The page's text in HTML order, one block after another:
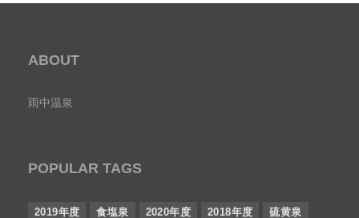
ABOUT
雨中温泉
POPULAR TAGS
2019年度 食塩泉 2020年度 2018年度 硫黄泉